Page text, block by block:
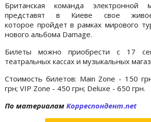
Британская команда электронной
представят в Киеве свое живое
которое пройдет в рамках мирового
нового альбома Damage.
Билеты можно приобрести с 17
театральных кассах и музыкальных
Стоимость билетов: Main Zone - 150
грн; VIP Zone - 450 грн; Deluxe - 650 грн.
По материалам Корреспондент.net